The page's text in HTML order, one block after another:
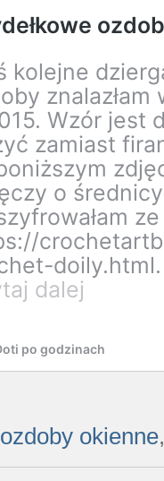
ozdoby okienne,